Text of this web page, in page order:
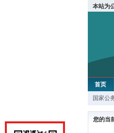
本站为
首页
教材中
国家公
您的当